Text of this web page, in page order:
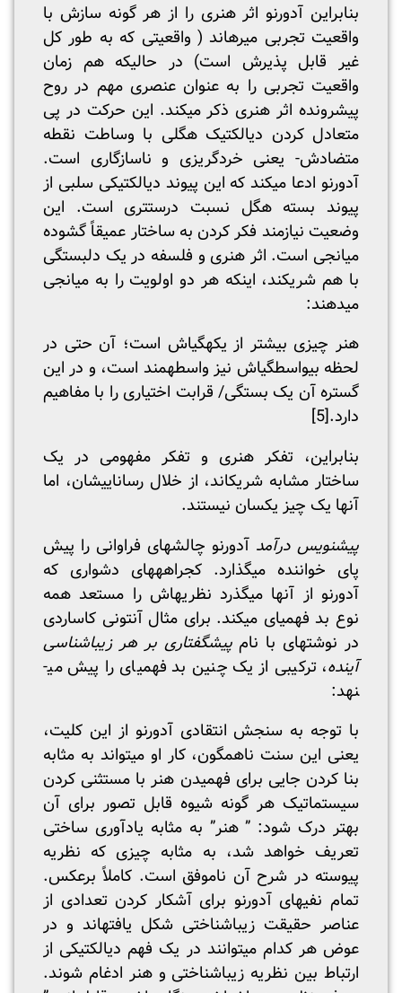
بنابراین آدورنو اثر هنری را از هر گونه سازش با
واقعیت تجربی می­رهاند ( واقعیتی که به طور کل
غیر قابل پذیرش است) در حالیکه هم زمان
واقعیت تجربی را به عنوان عنصری مهم در روح
پیشرونده اثر هنری ذکر می­کند. این حرکت در پی
متعادل کردن دیالکتیک هگلی با وساطت نقطه
متضادش- یعنی خردگریزی و ناسازگاری است.
آدورنو ادعا می­کند که این پیوند دیالکتیکی سلبی از
پیوند بسته هگل نسبت درست­تری است. این
وضعیت نیازمند فکر کردن به ساختار عمیقاً گشوده
میانجی است. اثر هنری و فلسفه در یک دلبستگی
با هم شریکند، اینکه هر دو اولویت را به میانجی
می­دهند:
هنر چیزی بیشتر از یکه­گی­اش است؛ آن حتی در
لحظه بی­واسطگی­اش نیز واسطه­مند است، و در این
گستره آن یک بستگی/ قرابت اختیاری را با مفاهیم
دارد.[5]
بنابراین، تفکر هنری و تفکر مفهومی در یک
ساختار مشابه شریک­اند، از خلال رساناییشان، اما
آنها یک چیز یکسان نیستند.
پیش­نویس درآمد آدورنو چالش­های فراوانی را پیش
پای خواننده می­گذارد. کج­راهه­های دشواری که
آدورنو از آنها می­گذرد نظریه­اش را مستعد همه
نوع بد فهمی­ای می­کند. برای مثال آنتونی کاساردی
در نوشته­ای با نامپیشگفتاری بر هر زیباشناسی
آینده، ترکیبی از یک چنین بد فهمی­ای را پیش می­
نهد:
با توجه به سنجش انتقادی آدورنو از این کلیت،
یعنی این سنت ناهمگون، کار او می­تواند به مثابه
بنا کردن جایی برای فهمیدن هنر با مستثنی کردن
سیستماتیک هر گونه شیوه قابل تصور برای آن
بهتر درک شود: ” هنر” به مثابه یادآوری ساختی
تعریف خواهد شد، به مثابه چیزی که نظریه
پیوسته در شرح آن ناموفق است. کاملاً برعکس.
تمام نفی­های آدورنو برای آشکار کردن تعدادی از
عناصر حقیقت زیباشناختی شکل یافته­اند و در
عوض هر کدام می­توانند در یک فهم دیالکتیکی از
ارتباط بین نظریه زیباشناختی و هنر ادغام شوند.